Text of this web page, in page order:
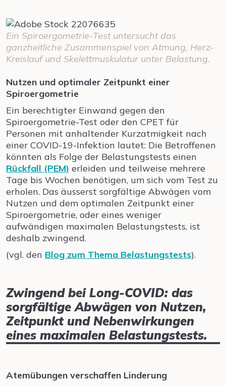
Ein Spiroergometrie-Test untersucht das
ganzheitliche Zusammenspiel von Atmung, Herz-
Kreislauf und Skelettmuskulatur unter Belastung.
Nutzen und optimaler Zeitpunkt einer
Spiroergometrie
Ein berechtigter Einwand gegen den
Spiroergometrie-Test oder den CPET für
Personen mit anhaltender Kurzatmigkeit nach
einer COVID-19-Infektion lautet: Die Betroffenen
könnten als Folge der Belastungstests einen
Rückfall (PEM) erleiden und teilweise mehrere
Tage bis Wochen benötigen, um sich vom Test zu
erholen. Das äusserst sorgfältige Abwägen vom
Nutzen und dem optimalen Zeitpunkt einer
Spiroergometrie, oder eines weniger
aufwändigen maximalen Belastungstests, ist
deshalb zwingend.
(vgl. den Blog zum Thema Belastungstests).
Zwingend bei Long-COVID: das
sorgfältige Abwägen von Nutzen,
Zeitpunkt und Nebenwirkungen
eines maximalen Belastungstests.
Atemübungen verschaffen Linderung